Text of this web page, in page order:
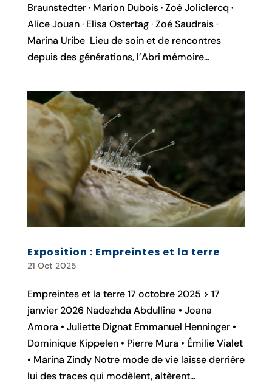
Braunstedter · Marion Dubois · Zoé Joliclercq ·
Alice Jouan · Elisa Ostertag · Zoé Saudrais ·
Marina Uribe Lieu de soin et de rencontres
depuis des générations, l’Abri mémoire...
Exposition : Empreintes et la terre
21 Oct 2025
Empreintes et la terre 17 octobre 2025 > 17
janvier 2026 Nadezhda Abdullina • Joana
Amora • Juliette Dignat Emmanuel Henninger •
Dominique Kippelen • Pierre Mura • Émilie Vialet
• Marina Zindy Notre mode de vie laisse derrière
lui des traces qui modèlent, altèrent...